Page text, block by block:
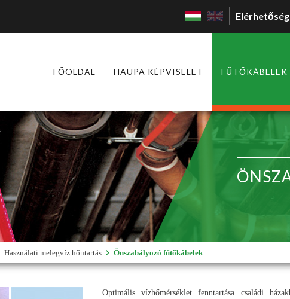
Elérhetőség
FŐOLDAL HAUPA KÉPVISELET FŰTŐKÁBELEK
Használati melegvíz hőntartás Önszabályozó fűtőkábelek
Optimális vízhőmérséklet fenntartása családi